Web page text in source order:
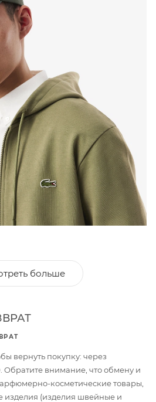
больше
вернуть покупку: через
Обратите внимание, что обмену и
косметические товары,
(изделия швейные и